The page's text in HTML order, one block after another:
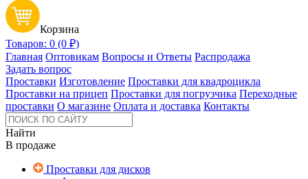
Корзина
Товаров: 0 (0 ₽)
Главная Оптовикам Вопросы и Ответы Распродажа
Задать вопрос
Проставки Изготовление Проставки для квадроцикла
Проставки на прицеп Проставки для погрузчика Переходные
проставки О магазине Оплата и доставка Контакты
Найти
В продаже
Проставки для дисков